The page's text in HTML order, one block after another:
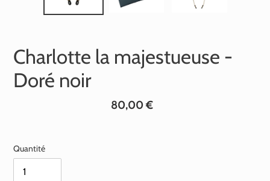
Charlotte la majestueuse -
Doré noir
Prix
80,00 €
Quantité